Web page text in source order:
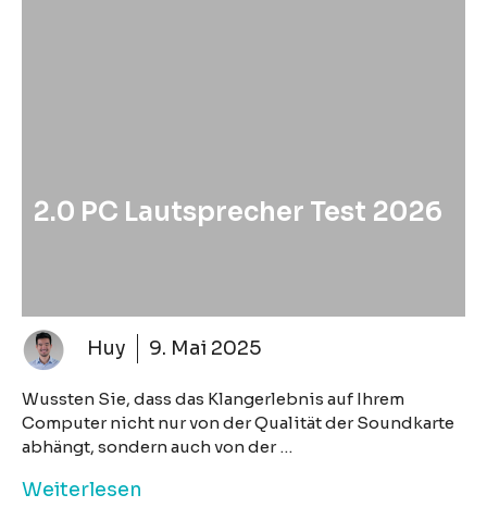
2.0 PC Lautsprecher Test 2026
Huy 9. Mai 2025
Wussten Sie, dass das Klangerlebnis auf Ihrem
Computer nicht nur von der Qualität der Soundkarte
abhängt, sondern auch von der …
Weiterlesen